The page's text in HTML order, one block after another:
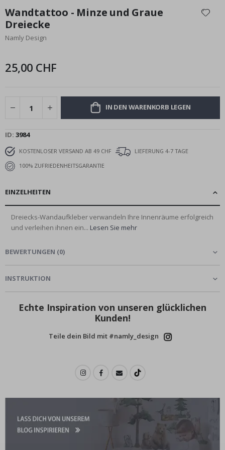
der
Bildgalerie
springen
Wandtattoo - Minze und Graue
Dreiecke
Namly Design
25,00 CHF
IN DEN WARENKORB LEGEN
ID 3984
KOSTENLOSER VERSAND AB 49 CHF
LIEFERUNG 4-7 TAGE
100% ZUFRIEDENHEITSGARANTIE
EINZELHEITEN
Dreiecks-Wandaufkleber verwandeln Ihre Innenräume erfolgreich
und verleihen ihnen ein... Lesen Sie mehr
BEWERTUNGEN (0)
INSTRUKTION
Echte Inspiration von unseren glücklichen
Kunden!
Teile dein Bild mit #namly_design